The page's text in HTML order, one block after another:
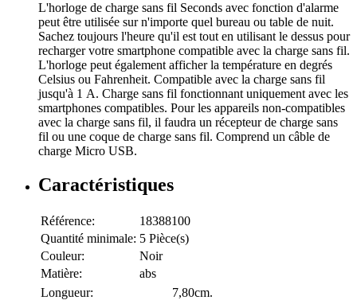
L'horloge de charge sans fil Seconds avec fonction d'alarme
peut être utilisée sur n'importe quel bureau ou table de nuit.
Sachez toujours l'heure qu'il est tout en utilisant le dessus pour
recharger votre smartphone compatible avec la charge sans fil.
L'horloge peut également afficher la température en degrés
Celsius ou Fahrenheit. Compatible avec la charge sans fil
jusqu'à 1 A. Charge sans fil fonctionnant uniquement avec les
smartphones compatibles. Pour les appareils non-compatibles
avec la charge sans fil, il faudra un récepteur de charge sans
fil ou une coque de charge sans fil. Comprend un câble de
charge Micro USB.
Caractéristiques
Référence:
18388100
Quantité minimale: 5 Pièce(s)
Couleur:
Noir
Matière:
abs
Longueur:
7,80cm.